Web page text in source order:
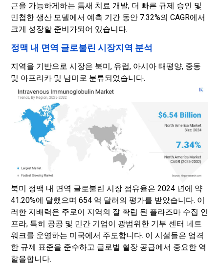
근을 가능하게하는 틈새 치료 개발, 더 빠른 규제 승인 및
민첩한 생산 모델에서 예측 기간 동안 7.32%의 CAGR에서
크게 성장할 준비가되어 있습니다.
정맥 내 면역 글로불린 시장지역 분석
지역을 기반으로 시장은 북미, 유럽, 아시아 태평양, 중동
및 아프리카 및 남미로 분류되었습니다.
북미 정맥 내 면역 글로불린 시장 점유율은 2024 년에 약
41.20%에 달했으며 654 억 달러의 평가를 받았습니다. 이
러한 지배력은 주로이 지역의 잘 확립 된 플라즈마 수집 인
프라, 특히 공공 및 민간 기업이 광범위한 기부 센터 네트
워크를 운영하는 미국에서 주도합니다. 이 시설들은 엄격
한 규제 표준을 준수하고 글로벌 혈장 공급에서 중요한 역
할을합니다.